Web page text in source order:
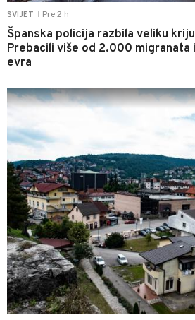
SVIJET Pre 2 h
Španska policija razbila veliku
Prebacili više od 2.000 migranata
evra